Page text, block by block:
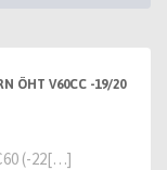
ÖHT V60CC -19/20
(-22[…]